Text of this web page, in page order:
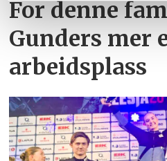
tjenestene deres.
For denne
Gunders mer
arbeidsplass